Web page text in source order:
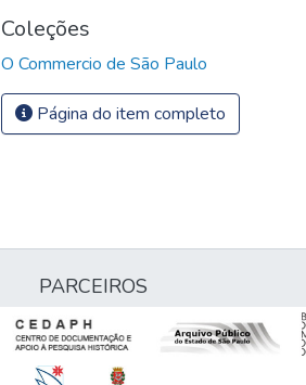
Coleções
O Commercio de São Paulo
Página do item completo
PARCEIROS